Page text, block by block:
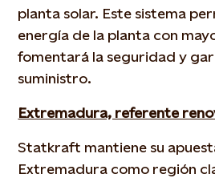
planta solar. Este sistema
energía de la planta con
fomentará la seguridad y
suministro.
Extremadura, referente
Statkraft mantiene su
Extremadura como región